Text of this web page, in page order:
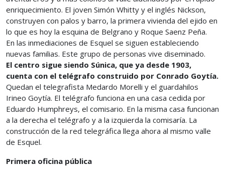
enriquecimiento. El joven Simón Whitty y el inglés Nickson,
construyen con palos y barro, la primera vivienda del ejido en
lo que es hoy la esquina de Belgrano y Roque Saenz Peña.
En las inmediaciones de Esquel se siguen estableciendo
nuevas familias. Este grupo de personas vive diseminado.
El centro sigue siendo Súnica, que ya desde 1903,
cuenta con el telégrafo construido por Conrado Goytía.
Quedan el telegrafista Medardo Morelli y el guardahilos
Irineo Goytía. El telégrafo funciona en una casa cedida por
Eduardo Humphreys, el comisario. En la misma casa funcionan
a la derecha el telégrafo y a la izquierda la comisaría. La
construcción de la red telegráfica llega ahora al mismo valle
de Esquel.
Primera oficina pública